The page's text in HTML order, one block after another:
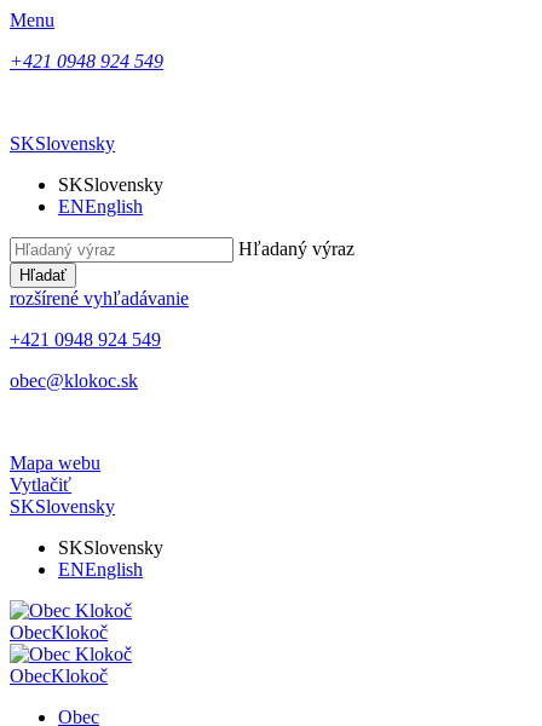
Menu
+421 0948 924 549
SKSlovensky
SKSlovensky
ENEnglish
Hľadaný výraz
Hľadať
rozšírené vyhľadávanie
+421 0948 924 549
obec@klokoc.sk
Mapa webu
Vytlačiť
SKSlovensky
SKSlovensky
ENEnglish
ObecKlokoč
ObecKlokoč
Obec